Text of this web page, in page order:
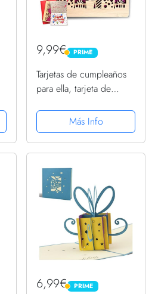
9,99€ PRIME
PRIME
Tarjetas de cumpleaños
para ella, tarjeta de
cumpleaños retro de
bambú, tarjeta de regalo
de cumpleaños para
esposa, novia...
Más Info
6,99€ PRIME
PRIME